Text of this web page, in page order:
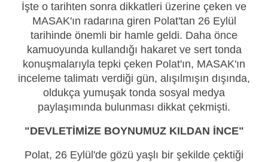
İşte o tarihten sonra dikkatleri üzerine çeken ve
MASAK'ın radarına giren Polat'tan 26 Eylül
tarihinde önemli bir hamle geldi. Daha önce
kamuoyunda kullandığı hakaret ve sert tonda
konuşmalarıyla tepki çeken Polat'ın, MASAK'ın
inceleme talimatı verdiği gün, alışılmışın dışında,
oldukça yumuşak tonda sosyal medya
paylaşımında bulunması dikkat çekmişti.
"DEVLETİMİZE BOYNUMUZ KILDAN İNCE"
Polat, 26 Eylül'de gözü yaşlı bir şekilde çektiği